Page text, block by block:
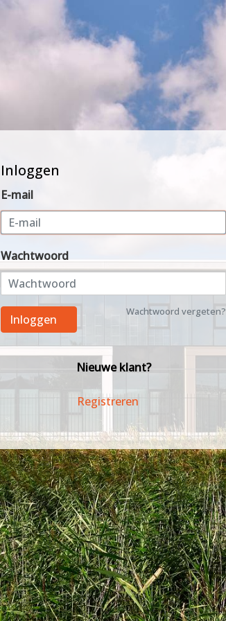
Inloggen
E-mail
Wachtwoord
Wachtwoord vergeten?
Inloggen
Nieuwe klant?
Registreren